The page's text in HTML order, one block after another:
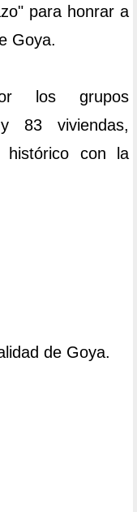
para honrar a
Goya.
los grupos
83 viviendas,
histórico con la
de Goya.